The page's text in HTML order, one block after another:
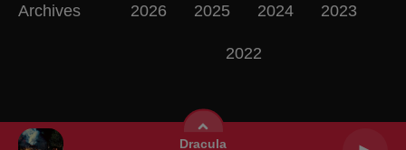
Dracula
Archives 2026 2025 2024 2023
2022